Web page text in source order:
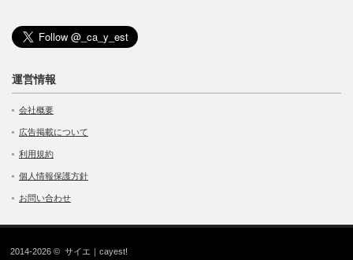
運営情報
会社概要
広告掲載について
利用規約
個人情報保護方針
お問い合わせ
2014-2026 ©サイエ｜cayest!